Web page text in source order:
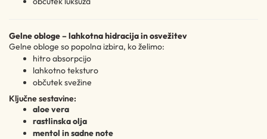
Gelne obloge – lahkotna hidracija in osvežitev
Gelne obloge so popolna izbira, ko želimo:
hitro absorpcijo
lahkotno teksturo
občutek svežine
Ključne sestavine:
aloe vera
rastlinska olja
mentol in sadne note